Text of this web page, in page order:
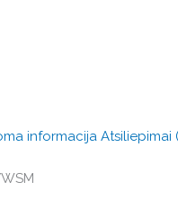
informacija Atsiliepimai